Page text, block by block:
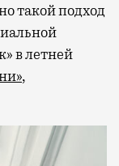
такой подход
в летней
,